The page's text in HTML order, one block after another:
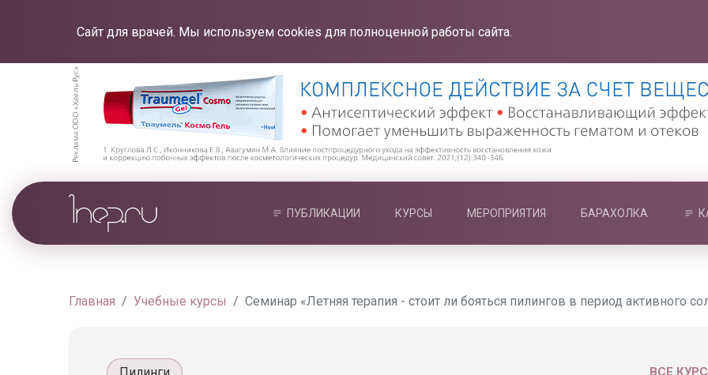
Сайт для врачей. Мы используем cookies для полноценной работы сайта.
ПУБЛИКАЦИИ КУРСЫ МЕРОПРИЯТИЯ БАРАХОЛКА
Главная Учебные курсы Семинар «Летняя терапия - стоит ли бояться пилингов в период активного
ВСЕ